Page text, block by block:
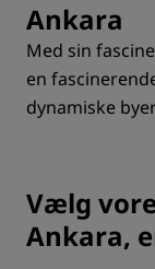
Ankara
Med sin
en
dynamiske
Vælg
Ankara,